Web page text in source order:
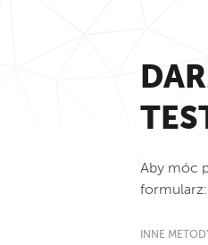
Aby móc
formularz:
INNE